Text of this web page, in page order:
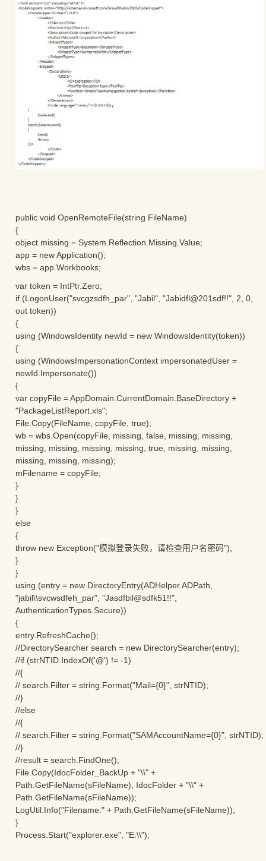
public void OpenRemoteFile(string FileName)
{
object missing = System.Reflection.Missing.Value;
app = new Application();
wbs = app.Workbooks;
var token = IntPtr.Zero;
if (LogonUser("svcgzsdfh_par", "Jabil", "Jabidfl@201sdf!!", 2, 0,
out token))
{
using (WindowsIdentity newId = new WindowsIdentity(token))
{
using (WindowsImpersonationContext impersonatedUser =
newId.Impersonate())
{
var copyFile = AppDomain.CurrentDomain.BaseDirectory +
"PackageListReport.xls";
File.Copy(FileName, copyFile, true);
wb = wbs.Open(copyFile, missing, false, missing, missing,
missing, missing, missing, missing, true, missing, missing,
missing, missing, missing);
mFilename = copyFile;
}
}
}
else
{
throw new Exception("模拟登录失败，请检查用户名密码");
}
}
using (entry = new DirectoryEntry(ADHelper.ADPath,
"jabil\\svcwsdfeh_par", "Jasdfbil@sdfk51!!",
AuthenticationTypes.Secure))
{
entry.RefreshCache();
//DirectorySearcher search = new DirectorySearcher(entry);
//if (strNTID.IndexOf('@') != -1)
//{
// search.Filter = string.Format("Mail={0}", strNTID);
//}
//else
//{
// search.Filter = string.Format("SAMAccountName={0}", strNTID);
//}
//result = search.FindOne();
File.Copy(IdocFolder_BackUp + "\\" +
Path.GetFileName(sFileName), IdocFolder + "\\" +
Path.GetFileName(sFileName));
LogUtil.Info("Filename:" + Path.GetFileName(sFileName));
}
Process.Start("explorer.exe", "E:\\");